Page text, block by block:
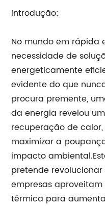
Introdução:
No mundo em rápida
necessidade de
energeticamente
evidente do que
procura premente,
da energia revelou
recuperação de
maximizar a
impacto
pretende
empresas
térmica para